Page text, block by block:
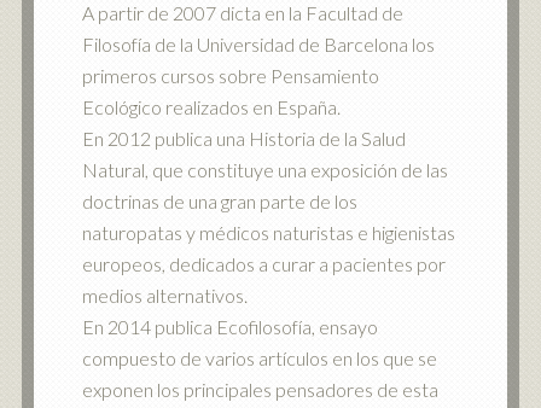
A partir de 2007 dicta en la Facultad de
Filosofía de la Universidad de Barcelona los
primeros cursos sobre Pensamiento
Ecológico realizados en España.
En 2012 publica una Historia de la Salud
Natural, que constituye una exposición de las
doctrinas de una gran parte de los
naturopatas y médicos naturistas e higienistas
europeos, dedicados a curar a pacientes por
medios alternativos.
En 2014 publica Ecofilosofía, ensayo
compuesto de varios artículos en los que se
exponen los principales pensadores de esta